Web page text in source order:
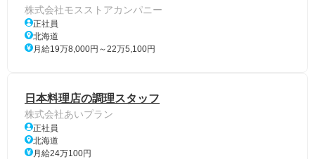
株式会社モスストアカンパニー
正社員
北海道
月給19万8,000円～22万5,100円
日本料理店の調理スタッフ
株式会社あいプラン
正社員
北海道
月給24万100円